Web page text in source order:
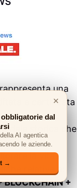
una
e certificata
contenuti.
storica che
come la
la vita
relative a:
BLOCKCHAIN +
×
dal
AI agentica
le aziende.
→